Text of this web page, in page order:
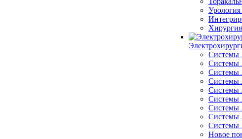
Урология
Хирургия
Системы
Системы
Системы
Системы
Системы
Системы
Системы
Системы
Системы
Новое